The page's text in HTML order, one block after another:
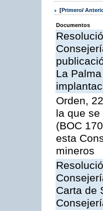
[Primero/
Documentos
La
Orden,
la que
(BOC
esta
mineros
Carta de